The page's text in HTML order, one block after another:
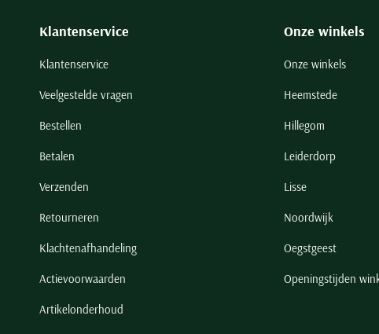
Klantenservice
Klantenservice
Veelgestelde vragen
Bestellen
Betalen
Verzenden
Retourneren
Klachtenafhandeling
Actievoorwaarden
Artikelonderhoud
Onze winkels
Onze winkels
Heemstede
Hillegom
Leiderdorp
Lisse
Noordwijk
Oegstgeest
Openingstijden